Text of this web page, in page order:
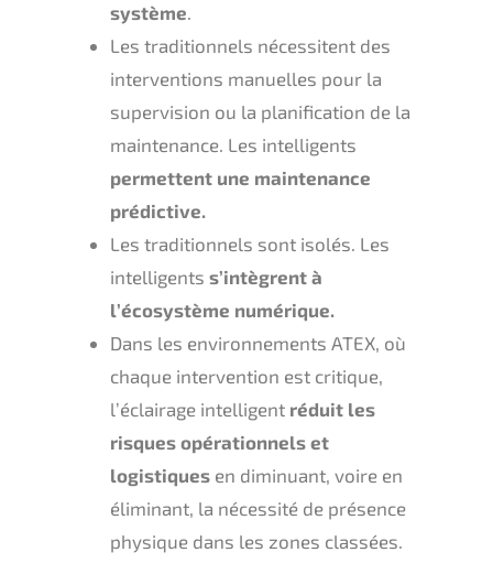
système
Les traditionnels nécessitent des
interventions manuelles pour la
supervision ou la planification de la
maintenance. Les intelligents
permettent une maintenance
prédictive.
Les traditionnels sont isolés. Les
intelligents s’intègrent à
l’écosystème numérique.
Dans les environnements ATEX, où
chaque intervention est critique,
l’éclairage intelligent réduit les
risques opérationnels et
logistiquesen diminuant, voire en
éliminant, la nécessité de présence
physique dans les zones classées.